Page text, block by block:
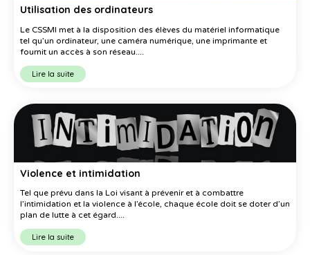
Utilisation des ordinateurs
Le CSSMI met à la disposition des élèves du matériel informatique
tel qu’un ordinateur, une caméra numérique, une imprimante et
fournit un accès à son réseau....
Lire la suite
Violence et intimidation
Tel que prévu dans la Loi visant à prévenir et à combattre
l’intimidation et la violence à l’école, chaque école doit se doter d’un
plan de lutte à cet égard....
Lire la suite